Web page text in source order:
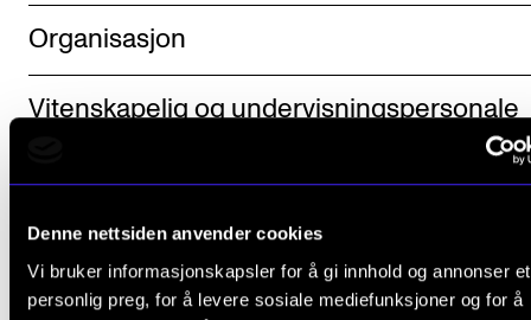
Denne nettsiden anvender cookies
Vi bruker informasjonskapsler for å gi innhold og annonser et
personlig preg, for å levere sosiale mediefunksjoner og for å
Organisasjon
Vitenskapelig og undervisningspersonale
Studieterminologi (alfabetisk)
Studietilbud